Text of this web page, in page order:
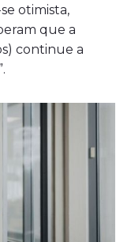
otimista,
que a
continue a